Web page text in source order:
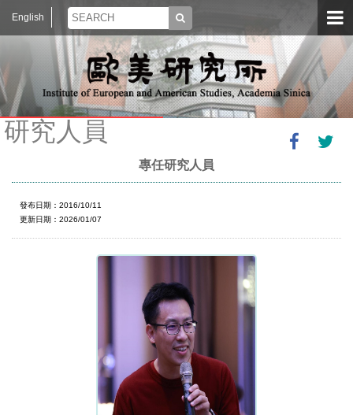
English
研究人員
專任研究人員
發布日期：2016/10/11
更新日期：2026/01/07